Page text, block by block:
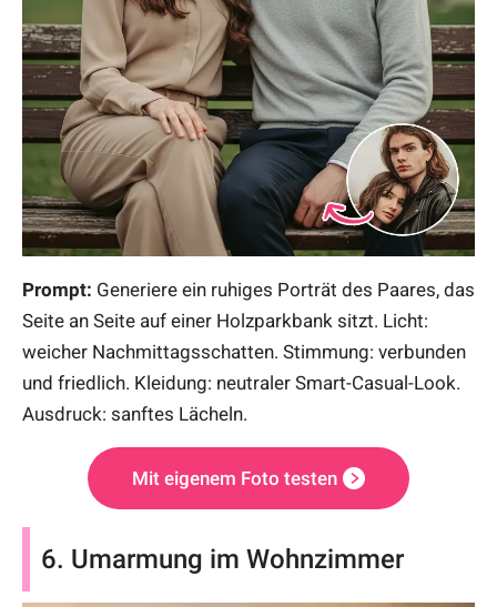
Prompt: Generiere ein ruhiges Porträt des Paares, das
Seite an Seite auf einer Holzparkbank sitzt. Licht:
weicher Nachmittagsschatten. Stimmung: verbunden
und friedlich. Kleidung: neutraler Smart-Casual-Look.
Ausdruck: sanftes Lächeln.
Mit eigenem Foto testen
6. Umarmung im Wohnzimmer